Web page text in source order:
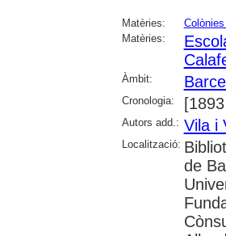
Matèries:
Matèries:
Àmbit:
Cronologia:
Autors add.: Vila i
Localització:
de